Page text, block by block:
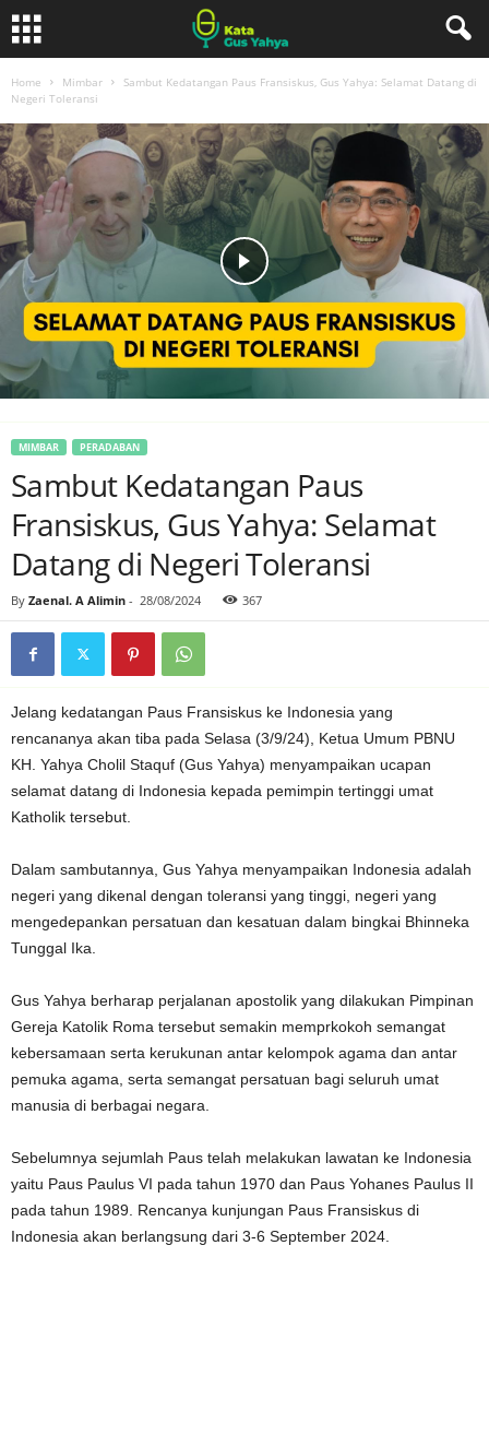
Home Mimbar
Sambut Kedatangan Paus Fransiskus, Gus Yahya: Selamat Datang di
Negeri Toleransi
MIMBAR PERADABAN
Sambut Kedatangan Paus
Fransiskus, Gus Yahya: Selamat
Datang di Negeri Toleransi
By Zaenal. A Alimin - 28/08/2024 367
Jelang kedatangan Paus Fransiskus ke Indonesia yang
rencananya akan tiba pada Selasa (3/9/24), Ketua Umum PBNU
KH. Yahya Cholil Staquf (Gus Yahya) menyampaikan ucapan
selamat datang di Indonesia kepada pemimpin tertinggi umat
Katholik tersebut.
Dalam sambutannya, Gus Yahya menyampaikan Indonesia adalah
negeri yang dikenal dengan toleransi yang tinggi, negeri yang
mengedepankan persatuan dan kesatuan dalam bingkai Bhinneka
Tunggal Ika.
Gus Yahya berharap perjalanan apostolik yang dilakukan Pimpinan
Gereja Katolik Roma tersebut semakin memprkokoh semangat
kebersamaan serta kerukunan antar kelompok agama dan antar
pemuka agama, serta semangat persatuan bagi seluruh umat
manusia di berbagai negara.
Sebelumnya sejumlah Paus telah melakukan lawatan ke Indonesia
yaitu Paus Paulus VI pada tahun 1970 dan Paus Yohanes Paulus II
pada tahun 1989. Rencanya kunjungan Paus Fransiskus di
Indonesia akan berlangsung dari 3-6 September 2024.